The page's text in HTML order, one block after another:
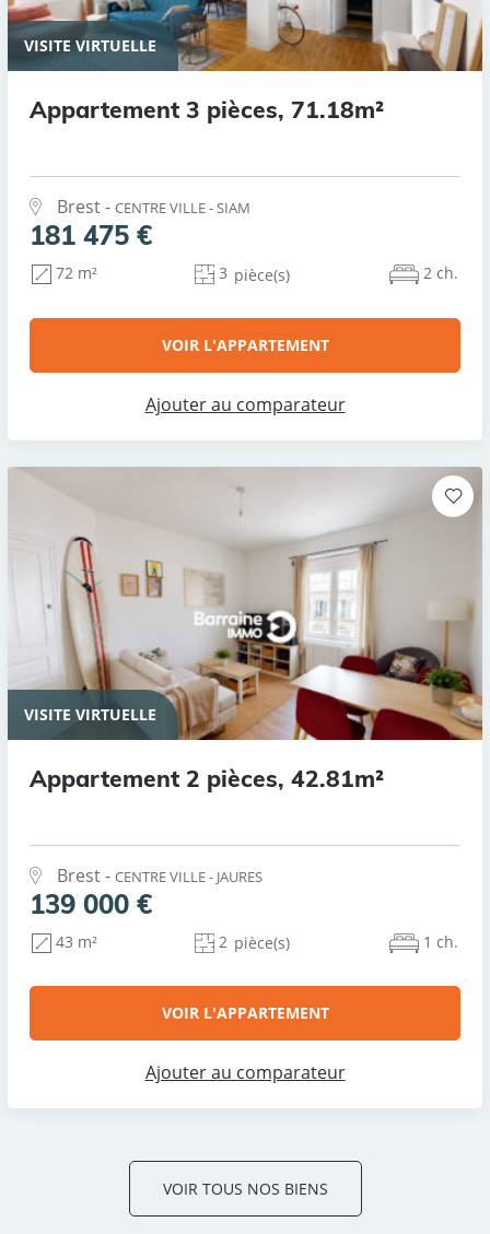
VISITE VIRTUELLE
Appartement 3 pièces, 71.18m²
Brest - CENTRE VILLE - SIAM
181 475 €
72 m² 3 pièce(s) 2 ch.
VOIR L'APPARTEMENT
Ajouter au comparateur
VISITE VIRTUELLE
Appartement 2 pièces, 42.81m²
Brest - CENTRE VILLE - JAURES
139 000 €
43 m² 2 pièce(s) 1 ch.
VOIR L'APPARTEMENT
Ajouter au comparateur
VOIR TOUS NOS BIENS